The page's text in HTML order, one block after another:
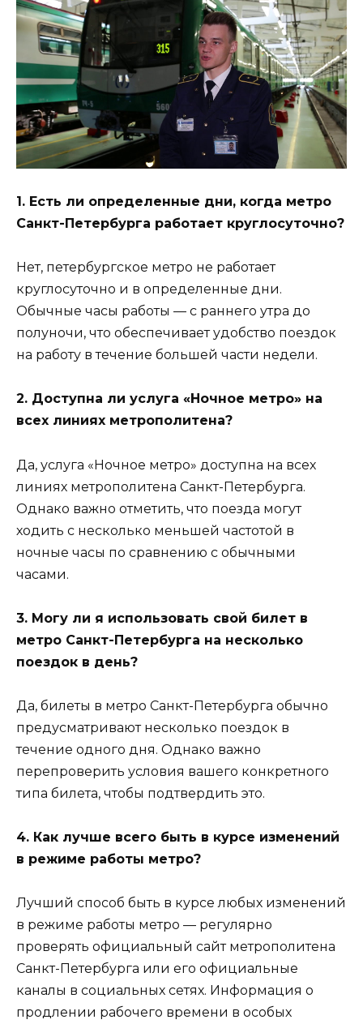
1. Есть ли определенные дни, когда метро
Санкт-Петербурга работает круглосуточно?
Нет, петербургское метро не работает
круглосуточно и в определенные дни.
Обычные часы работы — с раннего утра до
полуночи, что обеспечивает удобство поездок
на работу в течение большей части недели.
2. Доступна ли услуга «Ночное метро» на
всех линиях метрополитена?
Да, услуга «Ночное метро» доступна на всех
линиях метрополитена Санкт-Петербурга.
Однако важно отметить, что поезда могут
ходить с несколько меньшей частотой в
ночные часы по сравнению с обычными
часами.
3. Могу ли я использовать свой билет в
метро Санкт-Петербурга на несколько
поездок в день?
Да, билеты в метро Санкт-Петербурга обычно
предусматривают несколько поездок в
течение одного дня. Однако важно
перепроверить условия вашего конкретного
типа билета, чтобы подтвердить это.
4. Как лучше всего быть в курсе изменений
в режиме работы метро?
Лучший способ быть в курсе любых изменений
в режиме работы метро — регулярно
проверять официальный сайт метрополитена
Санкт-Петербурга или его официальные
каналы в социальных сетях. Информация о
продлении рабочего времени в особых